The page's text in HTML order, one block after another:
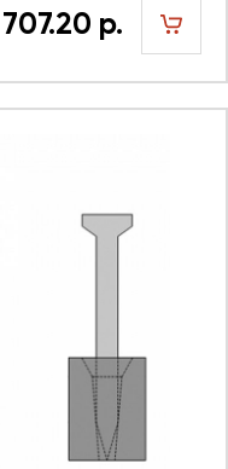
707.20 р.